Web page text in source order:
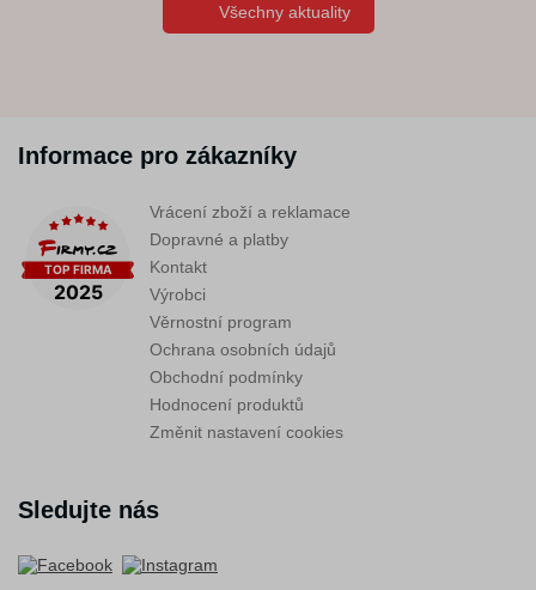
Všechny aktuality
Informace pro zákazníky
Vrácení zboží a reklamace
Dopravné a platby
Kontakt
Výrobci
Věrnostní program
Ochrana osobních údajů
Obchodní podmínky
Hodnocení produktů
Změnit nastavení cookies
Sledujte nás